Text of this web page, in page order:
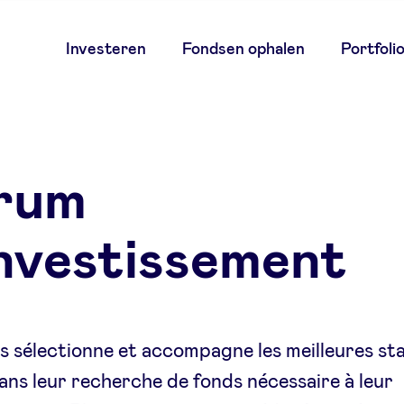
Main
Investeren Fondsen ophalen Portfolio
sélectionne et accompagne les meilleures
leur recherche de fonds nécessaire à leur